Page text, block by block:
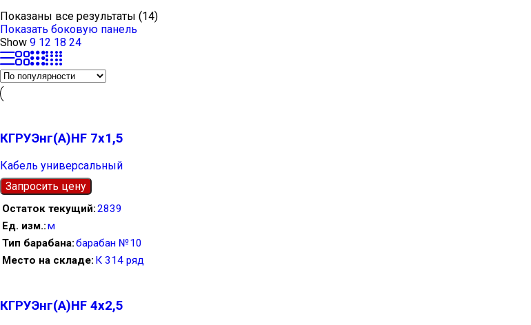
Показаны все результаты (14)Сортировка:
Показать боковую панель
Show 9 12 18 24
КГРУЭнг(А)HF 7х1,5
Кабель универсальный
Запросить цену
Остаток текущий 2839
Ед. изм. м
Тип барабана барабан №10
Место на складе К 314 ряд
КГРУЭнг(А)HF 4х2,5